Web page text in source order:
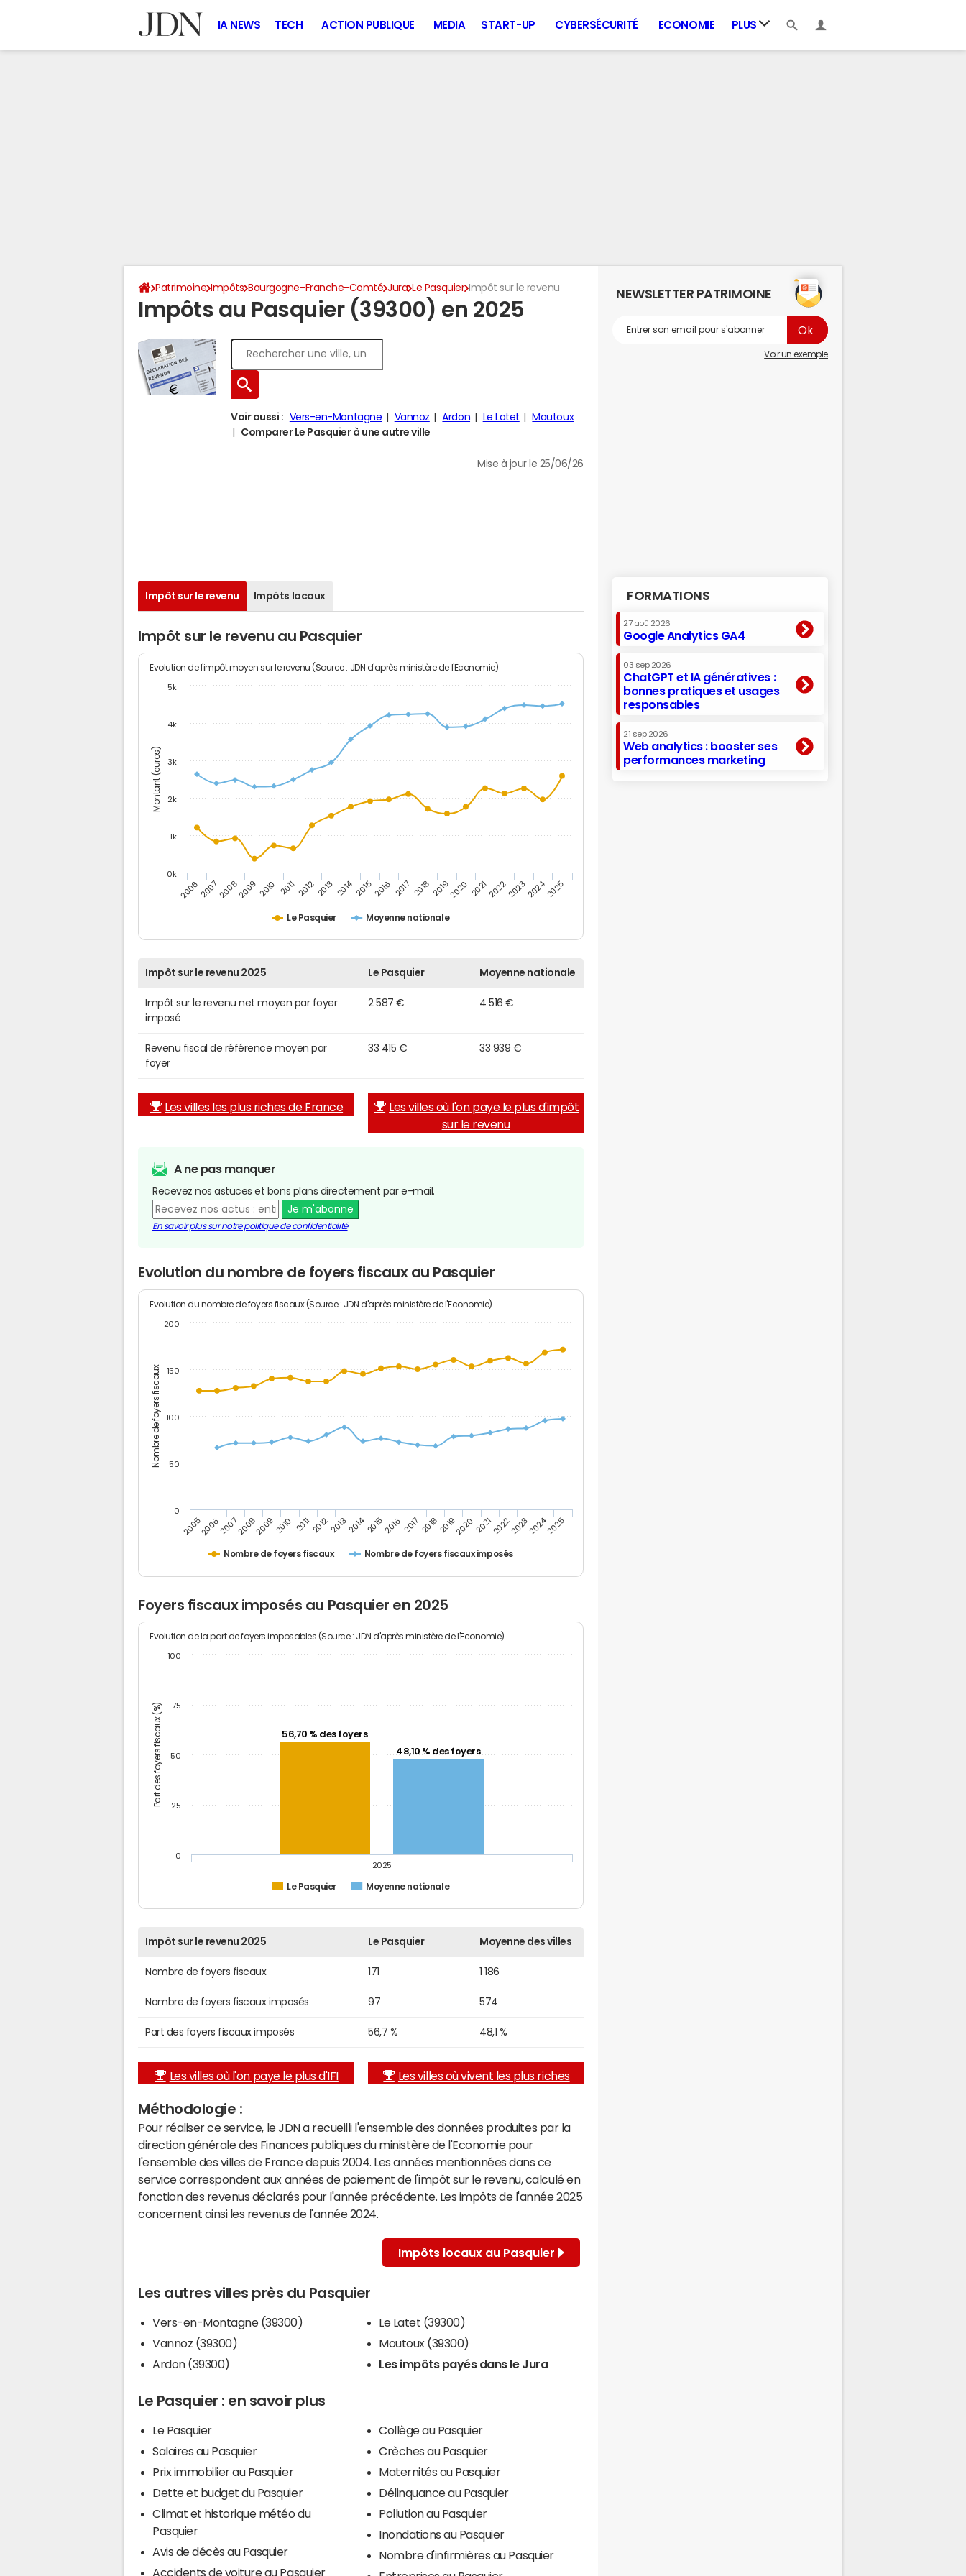
IA NEWS TECH ACTION PUBLIQUE MEDIA START-UP CYBERSÉCURITÉ ECONOMIE PLUS
Patrimoine Impôts Bourgogne-Franche-Comté Jura Le Pasquier Impôt sur le revenu
Impôts au Pasquier (39300) en 2025
Voir aussi : Vers-en-Montagne Vannoz Ardon Le Latet
Moutoux
Comparer Le Pasquier à une autre ville
Mise à jour le 25/06/26
Impôt sur le revenu Impôts locaux
Impôt sur le revenu au Pasquier
Montant (euros)
Evolution de l'impôt moyen sur le revenu (Source : JDN d'après ministère de l'Economie)
Le Pasquier Moyenne nationale
20062007200820092010 2011 20122013 201420152016 2017 201820192020 20212022202320242025
0k
1k
2k
3k
4k
5k
Impôt sur le revenu 2025 Le Pasquier Moyenne nationale
Impôt sur le revenu net moyen par foyer
imposé
2 587 € 4 516 €
Revenu fiscal de référence moyen par
foyer
33 415 € 33 939 €
Les villes les plus riches de France
Les villes où l'on paye le plus d'impôt
sur le revenu
A ne pas manquer
Recevez nos astuces et bons plans directement par e-mail.
Je m'abonne
En savoir plus sur notre politique de confidentialité
Evolution du nombre de foyers fiscaux au Pasquier
Nombre de foyers fiscaux
Evolution du nombre de foyers fiscaux (Source : JDN d'après ministère de l'Economie)
Nombre de foyers fiscaux Nombre de foyers fiscaux imposés
200520062007200820092010 201120122013201420152016 2017 20182019202020212022202320242025
0
50
100
150
200
Foyers fiscaux imposés au Pasquier en 2025
Part des foyers fiscaux (%)
Evolution de la part de foyers imposables (Source : JDN d'après ministère de l'Economie)
56,70 % des foyers
48,10 % des foyers
Le Pasquier Moyenne nationale
2025
0
25
50
75
100
Impôt sur le revenu 2025 Le Pasquier Moyenne des villes
Nombre de foyers fiscaux 171 1 186
Nombre de foyers fiscaux imposés 97 574
Part des foyers fiscaux imposés 56,7 % 48,1 %
Les villes où l'on paye le plus d'IFI Les villes où vivent les plus riches
Méthodologie :
Pour réaliser ce service, le JDN a recueilli l'ensemble des données produites par la
direction générale des Finances publiques du ministère de l'Economie pour
l'ensemble des villes de France depuis 2004. Les années mentionnées dans ce
service correspondent aux années de paiement de l'impôt sur le revenu, calculé en
fonction des revenus déclarés pour l'année précédente. Les impôts de l'année 2025
concernent ainsi les revenus de l'année 2024.
Impôts locaux au Pasquier
Les autres villes près du Pasquier
Vers-en-Montagne (39300)
Vannoz (39300)
Ardon (39300)
Le Latet (39300)
Moutoux (39300)
Les impôts payés dans le Jura
Le Pasquier : en savoir plus
Le Pasquier
Salaires au Pasquier
Prix immobilier au Pasquier
Dette et budget du Pasquier
Climat et historique météo du
Pasquier
Avis de décès au Pasquier
Accidents de voiture au Pasquier
Collège au Pasquier
Crèches au Pasquier
Maternités au Pasquier
Délinquance au Pasquier
Pollution au Pasquier
Inondations au Pasquier
Nombre d'infirmières au Pasquier
NEWSLETTER PATRIMOINE
Voir un exemple
FORMATIONS
27 aoû 2026
Google Analytics GA4
03 sep 2026
ChatGPT et IA génératives :
bonnes pratiques et usages
responsables
21 sep 2026
Web analytics : booster ses
performances marketing